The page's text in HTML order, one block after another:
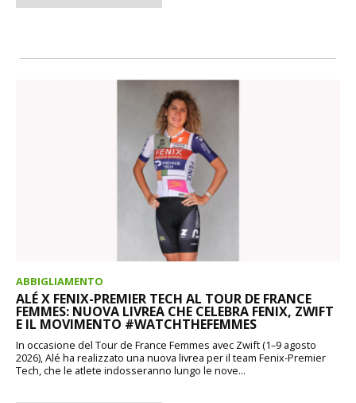
ABBIGLIAMENTO
ALÉ X FENIX-PREMIER TECH AL TOUR DE FRANCE
FEMMES: NUOVA LIVREA CHE CELEBRA FENIX, ZWIFT
E IL MOVIMENTO #WATCHTHEFEMMES
In occasione del Tour de France Femmes avec Zwift (1–9 agosto
2026), Alé ha realizzato una nuova livrea per il team Fenix-Premier
Tech, che le atlete indosseranno lungo le nove...